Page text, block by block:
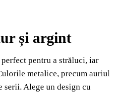
și argint
pentru a străluci, iar
metalice, precum auriul
serii. Alege un design cu